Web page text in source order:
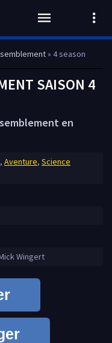
» 4 season
SAISON 4
en
, Aventure, Science
Wingert